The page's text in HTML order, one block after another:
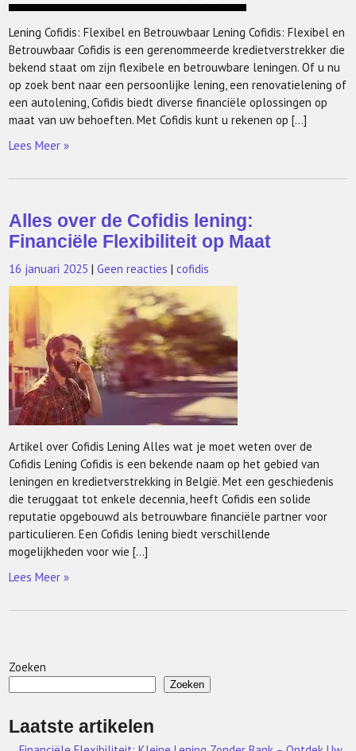
Lening Cofidis: Flexibel en Betrouwbaar Lening Cofidis: Flexibel en
Betrouwbaar Cofidis is een gerenommeerde kredietverstrekker die
bekend staat om zijn flexibele en betrouwbare leningen. Of u nu
op zoek bent naar een persoonlijke lening, een renovatielening of
een autolening, Cofidis biedt diverse financiële oplossingen op
maat van uw behoeften. Met Cofidis kunt u rekenen op […]
Lees Meer »
Alles over de Cofidis lening:
Financiële Flexibiliteit op Maat
16 januari 2025 |Geen reacties |cofidis
Artikel over Cofidis Lening Alles wat je moet weten over de
Cofidis Lening Cofidis is een bekende naam op het gebied van
leningen en kredietverstrekking in België. Met een geschiedenis
die teruggaat tot enkele decennia, heeft Cofidis een solide
reputatie opgebouwd als betrouwbare financiële partner voor
particulieren. Een Cofidis lening biedt verschillende
mogelijkheden voor wie […]
Lees Meer »
Zoeken
Zoeken
Laatste artikelen